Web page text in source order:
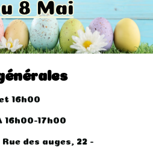
8 Mai
16h00
17h00
des auges, 22 -